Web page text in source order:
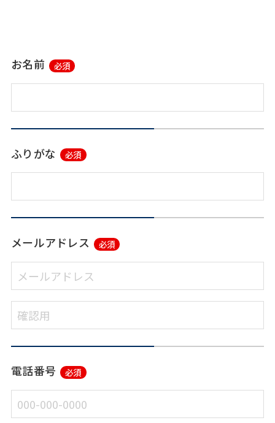
お名前 必須
ふりがな 必須
メールアドレス 必須
電話番号 必須